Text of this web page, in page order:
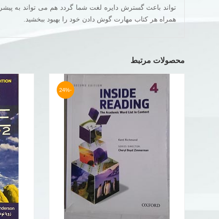
همراه هر کتاب مهارت گوش دادن خود را بهبود ببخشید.
محصولات مرتبط
-24%